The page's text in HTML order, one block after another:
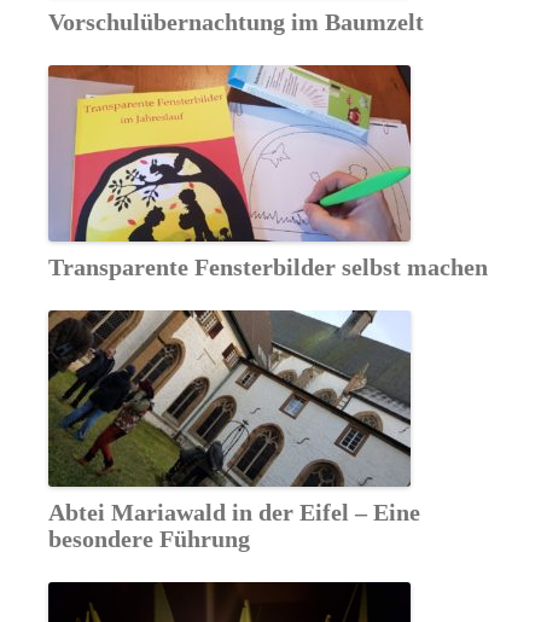
Vorschulübernachtung im Baumzelt
Transparente Fensterbilder selbst machen
Abtei Mariawald in der Eifel – Eine
besondere Führung